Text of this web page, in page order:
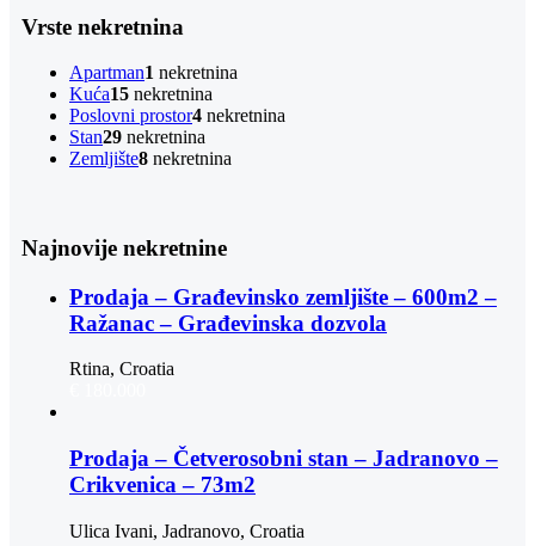
Vrste nekretnina
Apartman1 nekretnina
Kuća15 nekretnina
Poslovni prostor4 nekretnina
Stan29 nekretnina
Zemljište8 nekretnina
Najnovije nekretnine
Prodaja – Građevinsko zemljište – 600m2 –
Ražanac – Građevinska dozvola
Rtina, Croatia
Prodaja – Četverosobni stan – Jadranovo –
Crikvenica – 73m2
Ulica Ivani, Jadranovo, Croatia